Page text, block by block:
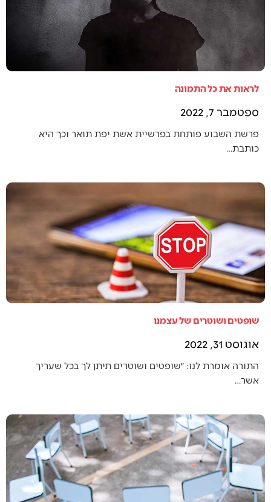
לראות את כל התמונה
ספטמבר 7, 2022
פרשת השבוע פותחת בפרשיית אשת יפת תואר וכך היא
כותבת…
שופטים ושוטרים של עצמנו
אוגוסט 31, 2022
התורה אומרת לנו: ״שופטים ושוטרים תיתן לך בכל שעריך
אשר…